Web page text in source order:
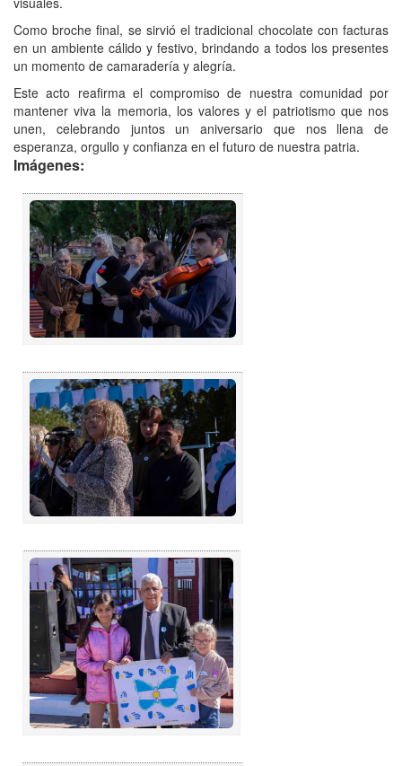
Como broche final, se sirvió el tradicional chocolate con facturas
en un ambiente cálido y festivo, brindando a todos los presentes
un momento de camaradería y alegría.
Este acto reafirma el compromiso de nuestra comunidad por
mantener viva la memoria, los valores y el patriotismo que nos
unen, celebrando juntos un aniversario que nos llena de
esperanza, orgullo y confianza en el futuro de nuestra patria.
Imágenes: